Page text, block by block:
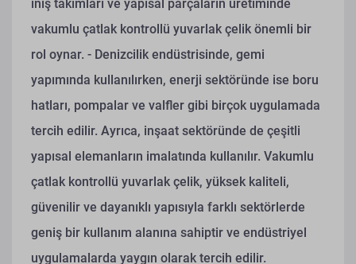
iniş takımları ve yapısal parçaların üretiminde
vakumlu çatlak kontrollü yuvarlak çelik önemli bir
rol oynar. - Denizcilik endüstrisinde, gemi
yapımında kullanılırken, enerji sektöründe ise boru
hatları, pompalar ve valfler gibi birçok uygulamada
tercih edilir. Ayrıca, inşaat sektöründe de çeşitli
yapısal elemanların imalatında kullanılır. Vakumlu
çatlak kontrollü yuvarlak çelik, yüksek kaliteli,
güvenilir ve dayanıklı yapısıyla farklı sektörlerde
geniş bir kullanım alanına sahiptir ve endüstriyel
uygulamalarda yaygın olarak tercih edilir.